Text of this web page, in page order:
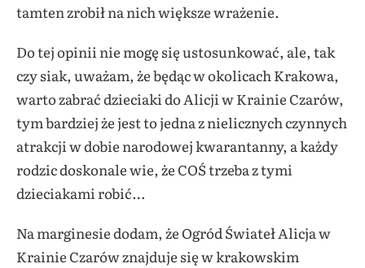
tamten zrobił na nich większe wrażenie.
Do tej opinii nie mogę się ustosunkować, ale, tak
czy siak, uważam, że będąc w okolicach Krakowa,
warto zabrać dzieciaki do Alicji w Krainie Czarów,
tym bardziej że jest to jedna z nielicznych czynnych
atrakcji w dobie narodowej kwarantanny, a każdy
rodzic doskonale wie, że COŚ trzeba z tymi
dzieciakami robić…
Na marginesie dodam, że Ogród Świateł Alicja w
Krainie Czarów znajduje się w krakowskim